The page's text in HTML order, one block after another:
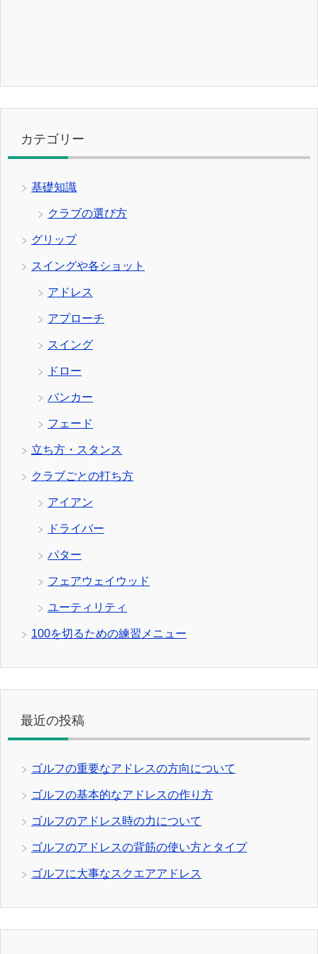
カテゴリー
基礎知識
クラブの選び方
グリップ
スイングや各ショット
アドレス
アプローチ
スイング
ドロー
バンカー
フェード
立ち方・スタンス
クラブごとの打ち方
アイアン
ドライバー
パター
フェアウェイウッド
ユーティリティ
100を切るための練習メニュー
最近の投稿
ゴルフの重要なアドレスの方向について
ゴルフの基本的なアドレスの作り方
ゴルフのアドレス時の力について
ゴルフのアドレスの背筋の使い方とタイプ
ゴルフに大事なスクエアアドレス